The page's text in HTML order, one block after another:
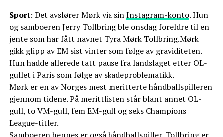
Sport: Det avslører Mørk via sinInstagram-konto. Hun
og samboeren Jerry Tollbring ble onsdag foreldre til en
jente som har fått navnet Tyra Mørk Tollbring.Mørk
gikk glipp av EM sist vinter som følge av graviditeten.
Hun hadde allerede tatt pause fra landslaget etter OL-
gullet i Paris som følge av skadeproblematikk.
Mørk er en av Norges mest meritterte håndballspilleren
gjennom tidene. På merittlisten står blant annet OL-
gull, to VM-gull, fem EM-gull og seks Champions
League-titler.
Samboeren hennes er også håndballspiller. Tollbring er